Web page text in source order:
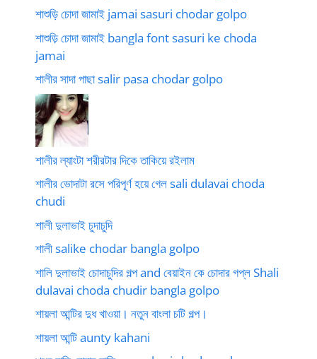
শাশুড়ি চোদা জামাই jamai sasuri chodar golpo
শাশুড়ি চোদা জামাই bangla font sasuri ke choda
jamai
শালীর সাদা পাছা salir pasa chodar golpo
শালীর ল্যাংটা শরীরটার দিকে তাকিয়ে রইলাম
শালীর ভোদাটা রসে পরিপূর্ণ হয়ে গেল sali dulavai choda
chudi
শালী দুলাভাই চুদাচুদি
শালী salike chodar bangla golpo
শালি দুলাভাই চোদাচুদির গল্প and বেয়াইন কে চোদার গপ্ল Shali
dulavai choda chudir bangla golpo
শায়লা আন্টির দুধ খাওয়া। নতুন বাংলা চটি গল্প।
শায়লা আন্টি aunty kahani